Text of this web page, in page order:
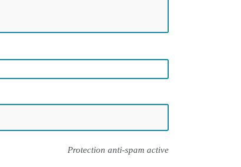
Protection anti-spam active